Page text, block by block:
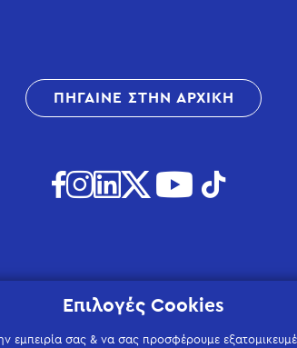
ΠΗΓΑΙΝΕ ΣΤΗΝ ΑΡΧΙΚΗ
Επιλογές Cookies
σας & να σας προσφέρουμε